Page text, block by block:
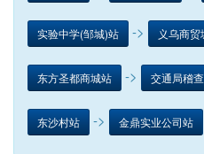
实验中学(邹城)站 -> 义乌商贸
东方圣都商城站 -> 交通局稽
东沙村站 -> 金鼎实业公司站